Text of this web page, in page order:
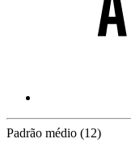
Padrão médio 12 Partners
(12)